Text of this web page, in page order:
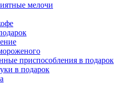
мелочи
приспособления в подарок
в подарок